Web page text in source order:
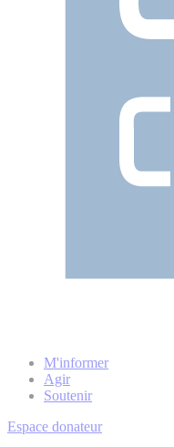
M'informer
Agir
Soutenir
Espace donateur